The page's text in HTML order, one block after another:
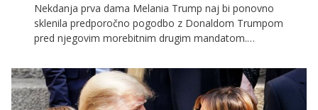
Nekdanja prva dama Melania Trump naj bi ponovno
sklenila predporočno pogodbo z Donaldom Trumpom
pred njegovim morebitnim drugim mandatom.
o sporazumu, ki je bil prvotno sklenjen, ko sta se
poročila pred skoraj dvema desetletjema – leta 2005.